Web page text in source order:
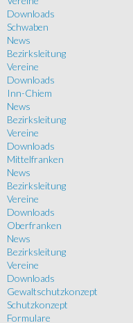
Downloads
Schwaben
News
Bezirksleitung
Vereine
Downloads
Inn-Chiem
News
Bezirksleitung
Vereine
Downloads
Mittelfranken
News
Bezirksleitung
Vereine
Downloads
Oberfranken
News
Bezirksleitung
Vereine
Downloads
Gewaltschutzkonzept
Schutzkonzept
Formulare